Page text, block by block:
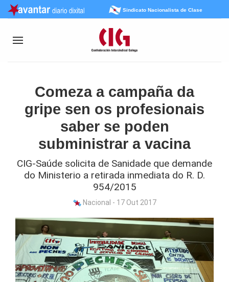
Sindicato Nacionalista de Clase
Comeza a campaña da
gripe sen os profesionais
saber se poden
subministrar a vacina
CIG-Saúde solicita de Sanidade que demande
do Ministerio a retirada inmediata do R. D.
954/2015
Nacional - 17 Out 2017